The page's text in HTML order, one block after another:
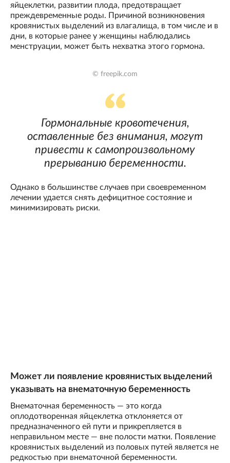
яйцеклетки, развитии плода, предотвращает
преждевременные роды. Причиной возникновения
кровянистых выделений из влагалища, в том числе и в
дни, в которые ранее у женщины наблюдались
менструации, может быть нехватка этого гормона.
© freepik.com
Гормональные кровотечения,
оставленные без внимания, могут
привести к самопроизвольному
прерыванию беременности.
Однако в большинстве случаев при своевременном
лечении удается снять дефицитное состояние и
минимизировать риски.
Может ли появление кровянистых выделений
указывать на внематочную беременность
Внематочная беременность — это когда
оплодотворенная яйцеклетка отклоняется от
предназначенного ей пути и прикрепляется в
неправильном месте — вне полости матки. Появление
кровянистых выделений из половых путей является не
редкостью при внематочной беременности.